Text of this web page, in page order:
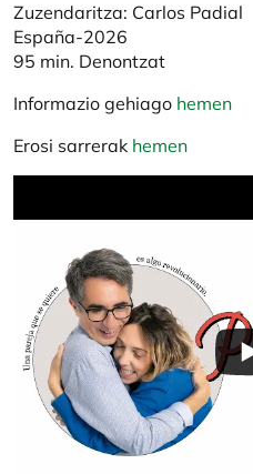
Zuzendaritza: Carlos Padial
España-2026
95 min. Denontzat
Informazio gehiago hemen
Erosi sarrerak hemen